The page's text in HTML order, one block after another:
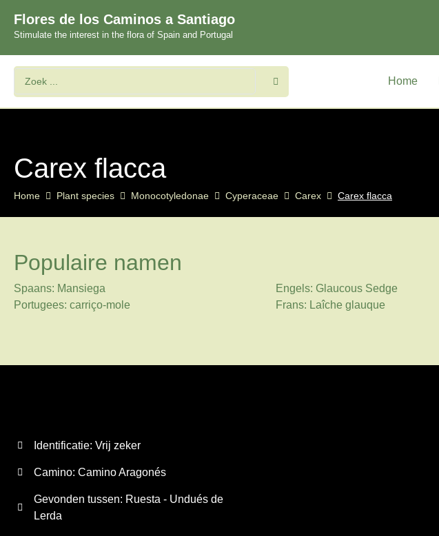
Flores de los Caminos a Santiago
Stimulate the interest in the flora of Spain and Portugal
Home
Carex flacca
Home Plant species Monocotyledonae Cyperaceae Carex Carex flacca
Populaire namen
Spaans: Mansiega Engels: Glaucous Sedge
Portugees: carriço-mole
Frans: Laîche glauque
Identificatie: Vrij zeker
Camino: Camino Aragonés
Gevonden tussen: Ruesta - Undués de
Lerda